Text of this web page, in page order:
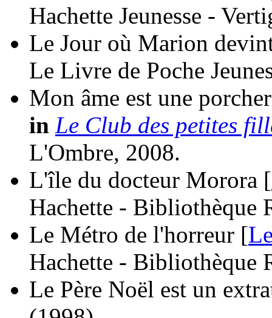
Hachette Jeunesse -
Le Jour où Marion
Le Livre de Poche
Mon âme est une
in Le Club des petites
L'Ombre, 2008.
L'île du docteur Morora [
Hachette - Bibliothèque
Le Métro de l'horreur [
Hachette - Bibliothèque
Le Père Noël est un